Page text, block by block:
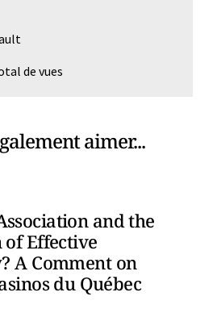
de vues
aimer...
and the
Effective
A Comment on
du Québec